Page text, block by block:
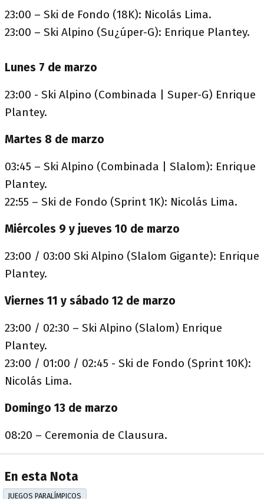
23:00 – Ski de Fondo (18K): Nicolás Lima.
23:00 – Ski Alpino (Su¿úper-G): Enrique Plantey.
Lunes 7 de marzo
23:00 - Ski Alpino (Combinada | Super-G) Enrique
Plantey.
Martes 8 de marzo
03:45 – Ski Alpino (Combinada | Slalom): Enrique
Plantey.
22:55 – Ski de Fondo (Sprint 1K): Nicolás Lima.
Miércoles 9 y jueves 10 de marzo
23:00 / 03:00 Ski Alpino (Slalom Gigante): Enrique
Plantey.
Viernes 11 y sábado 12 de marzo
23:00 / 02:30 – Ski Alpino (Slalom) Enrique
Plantey.
23:00 / 01:00 / 02:45 - Ski de Fondo (Sprint 10K):
Nicolás Lima.
Domingo 13 de marzo
08:20 – Ceremonia de Clausura.
En esta Nota
JUEGOS PARALÍMPICOS